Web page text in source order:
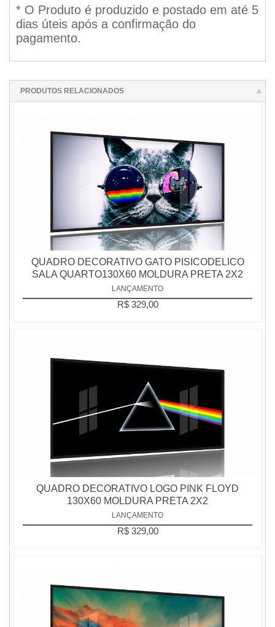
* O Produto é produzido e postado em até 5
dias úteis após a confirmação do
pagamento.
PRODUTOS RELACIONADOS
QUADRO DECORATIVO GATO PISICODELICO
SALA QUARTO130X60 MOLDURA PRETA 2X2
LANÇAMENTO
R$ 329,00
QUADRO DECORATIVO LOGO PINK FLOYD
130X60 MOLDURA PRETA 2X2
LANÇAMENTO
R$ 329,00